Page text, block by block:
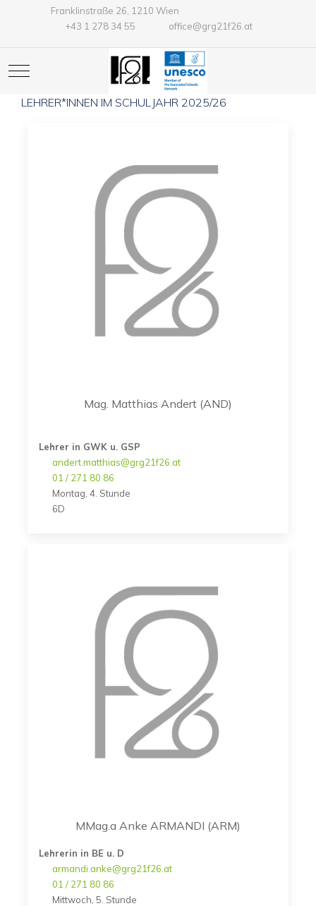
Franklinstraße 26, 1210 Wien
+43 1 278 34 55
office@grg21f26.at
Mobile Menu Toggle
LEHRER*INNEN IM SCHULJAHR 2025/26
Mag. Matthias Andert (AND)
Lehrer in GWK u. GSP
andert.matthias@grg21f26.at
01 / 271 80 86
Montag, 4. Stunde
6D
MMag.a Anke ARMANDI (ARM)
Lehrerin in BE u. D
armandi.anke@grg21f26.at
01 / 271 80 86
Mittwoch, 5. Stunde